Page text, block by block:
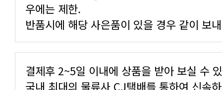
우에는 제한.
반품시에 해당 사은품이 있을 경우 같이 보
결제후 2~5일 이내에 상품을 받아 보실 수